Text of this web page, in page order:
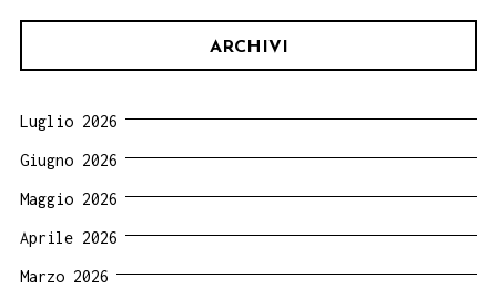
ARCHIVI
Luglio 2026
Giugno 2026
Maggio 2026
Aprile 2026
Marzo 2026